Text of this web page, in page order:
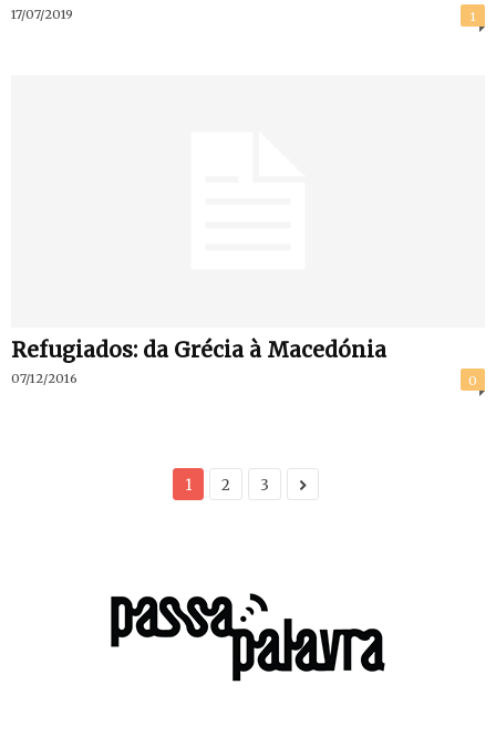
17/07/2019 1
Refugiados: da Grécia à Macedónia
07/12/2016 0
1 2 3